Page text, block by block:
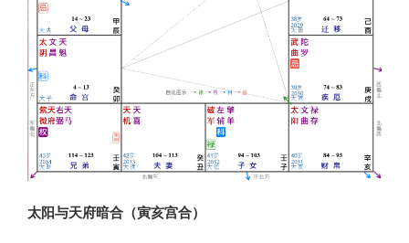
太阳与天府暗合（寅亥宫合）